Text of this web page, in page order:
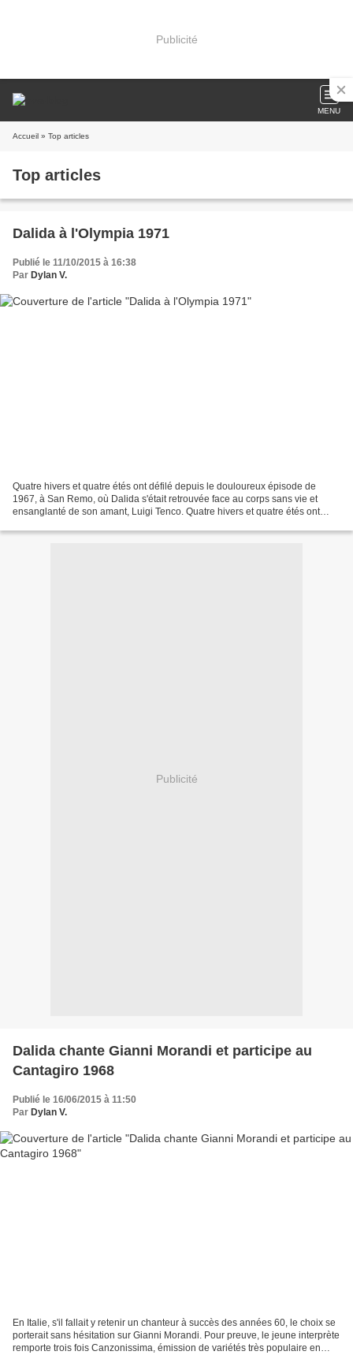
Publicité
MENU
Accueil » Top articles
Top articles
Dalida à l'Olympia 1971
Publié le 11/10/2015 à 16:38
Par Dylan V.
Quatre hivers et quatre étés ont défilé depuis le douloureux épisode de
1967, à San Remo, où Dalida s'était retrouvée face au corps sans vie et
ensanglanté de son amant, Luigi Tenco. Quatre hivers et quatre étés ont
Publicité
Dalida chante Gianni Morandi et participe au
Cantagiro 1968
Publié le 16/06/2015 à 11:50
Par Dylan V.
En Italie, s'il fallait y retenir un chanteur à succès des années 60, le choix se
porterait sans hésitation sur Gianni Morandi. Pour preuve, le jeune interprète
remporte trois fois Canzonissima, émission de variétés très populaire en